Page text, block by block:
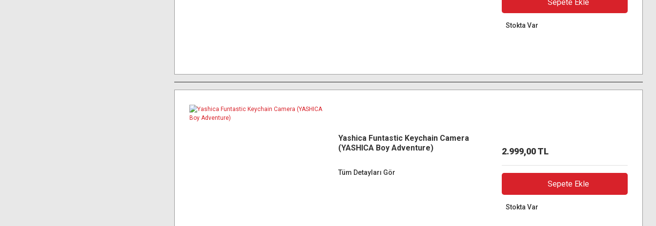
Sepete Ekle
Stokta Var
Yashica Funtastic Keychain Camera
(YASHICA Boy Adventure)
Tüm Detayları Gör
2.999,00 TL
Sepete Ekle
Stokta Var